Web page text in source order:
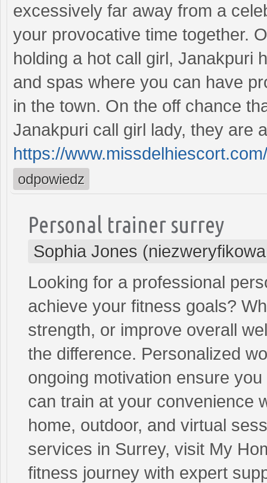
excessively far away from a
your provocative time together.
holding a hot call girl, Janakpuri
and spas where you can have
in the town. On the off chance
Janakpuri call girl lady, they are
https://
odpowiedz
Personal trainer surrey
Sophia Jones
Looking for a professional
achieve your fitness goals?
strength, or improve overall
the difference. Personalized
ongoing motivation ensure
can train at your convenience
home, outdoor, and virtual
services in Surrey, visit My
fitness journey with expert